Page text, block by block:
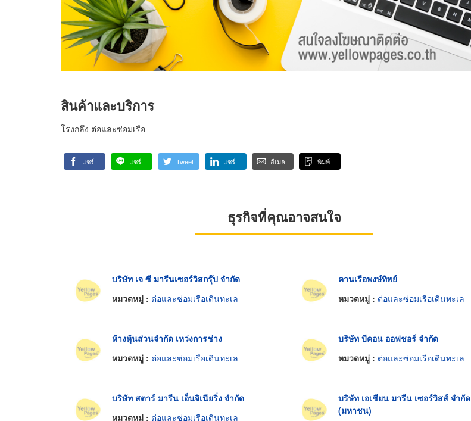
สินค้าและบริการ
โรงกลึง ต่อและซ่อมเรือ
แชร์ แชร์ Tweet แชร์ อีเมล พิมพ์
ธุรกิจที่คุณอาจสนใจ
บริษัท เจ ซี มารีนเซอร์วิสกรุ๊ป จำกัด
หมวดหมู่ : ต่อและซ่อมเรือเดินทะเล
คานเรือพงษ์ทิพย์
หมวดหมู่ : ต่อและซ่อมเรือเดินทะเล
ห้างหุ้นส่วนจำกัด เหว่งการช่าง
หมวดหมู่ : ต่อและซ่อมเรือเดินทะเล
บริษัท บีคอน ออฟชอร์ จำกัด
หมวดหมู่ : ต่อและซ่อมเรือเดินทะเล
บริษัท สตาร์ มารีน เอ็นจิเนียริ่ง จำกัด
หมวดหมู่ : ต่อและซ่อมเรือเดินทะเล
บริษัท เอเชียน มารีน เซอร์วิสส์ จำกัด
(มหาชน)